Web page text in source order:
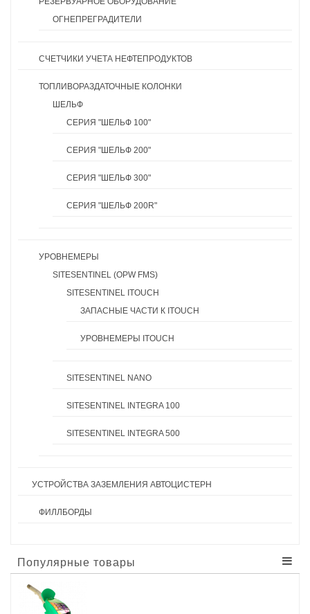
ОГНЕПРЕГРАДИТЕЛИ
СЧЕТЧИКИ УЧЕТА НЕФТЕПРОДУКТОВ
ТОПЛИВОРАЗДАТОЧНЫЕ КОЛОНКИ
ШЕЛЬФ
СЕРИЯ "ШЕЛЬФ 100"
СЕРИЯ "ШЕЛЬФ 200"
СЕРИЯ "ШЕЛЬФ 300"
СЕРИЯ "ШЕЛЬФ 200R"
УРОВНЕМЕРЫ
SITESENTINEL (OPW FMS)
SITESENTINEL ITOUCH
ЗАПАСНЫЕ ЧАСТИ К ITOUCH
УРОВНЕМЕРЫ ITOUCH
SITESENTINEL NANO
SITESENTINEL INTEGRA 100
SITESENTINEL INTEGRA 500
УСТРОЙСТВА ЗАЗЕМЛЕНИЯ АВТОЦИСТЕРН
ФИЛЛБОРДЫ
Популярные товары